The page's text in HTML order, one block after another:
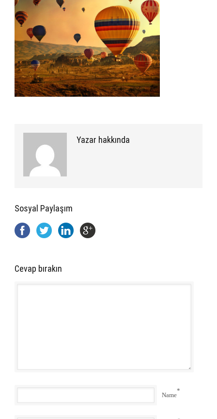
Yazar hakkında
Sosyal Paylaşım
Cevap bırakın
Name
*